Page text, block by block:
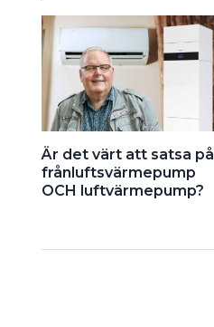
Är det värt att satsa på
frånluftsvärmepump
OCH luftvärmepump?